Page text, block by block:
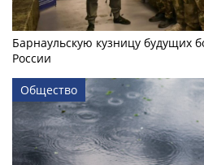
Барнаульскую кузницу будущих
России
Общество